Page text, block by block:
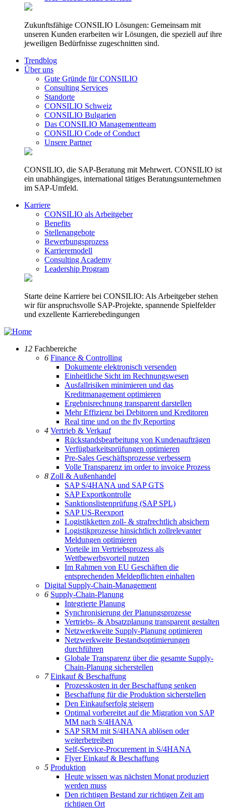
Zukunftsfähige CONSILIO Lösungen: Gemeinsam mit
unseren Kunden erarbeiten wir Lösungen, die speziell auf ihre
jeweiligen Bedürfnisse zugeschnitten sind.
Trendblog
Über uns
Gute Gründe für CONSILIO
Consulting Services
Standorte
CONSILIO Schweiz
CONSILIO Bulgarien
Das CONSILIO Managementteam
CONSILIO Code of Conduct
Unsere Partner
CONSILIO, die SAP-Beratung mit Mehrwert. CONSILIO ist
ein unabhängiges, international tätiges Beratungsunternehmen
im SAP-Umfeld.
Karriere
CONSILIO als Arbeitgeber
Benefits
Stellenangebote
Bewerbungsprozess
Karrieremodell
Consulting Academy
Leadership Program
Starte deine Karriere bei CONSILIO: Als Arbeitgeber stehen
wir für anspruchsvolle SAP-Projekte, spannende Spielfelder
und exzellente Karrierebedingungen
12 Fachbereiche
6 Finance & Controlling
Dokumente elektronisch versenden
Einheitliche Sicht im Rechnungswesen
Ausfallrisiken minimieren und das
Kreditmanagement optimieren
Ergebnisrechnung transparent darstellen
Mehr Effizienz bei Debitoren und Kreditoren
Real time und on the fly Reporting
4 Vertrieb & Verkauf
Rückstandsbearbeitung von Kundenaufträgen
Verfügbarkeitsprüfungen optimieren
Pre-Sales Geschäftsprozesse verbessern
Volle Transparenz im order to invoice Prozess
8 Zoll & Außenhandel
SAP S/4HANA und SAP GTS
SAP Exportkontrolle
Sanktionslistenprüfung (SAP SPL)
SAP US-Reexport
Logistikketten zoll- & strafrechtlich absichern
Logistikprozesse hinsichtlich zollrelevanter
Meldungen optimieren
Vorteile im Vertriebsprozess als
Wettbewerbsvorteil nutzen
Im Rahmen von EU Geschäften die
entsprechenden Meldepflichten einhalten
Digital Supply-Chain-Management
6 Supply-Chain-Planung
Integrierte Planung
Synchronisierung der Planungsprozesse
Vertriebs- & Absatzplanung transparent gestalten
Netzwerkweite Supply-Planung optimieren
Netzwerkweite Bestandsoptimierungen
durchführen
Globale Transparenz über die gesamte Supply-
Chain-Planung sicherstellen
7Einkauf & Beschaffung
Prozesskosten in der Beschaffung senken
Beschaffung für die Produktion sicherstellen
Den Einkaufserfolg steigern
Optimal vorbereitet auf die Migration von SAP
MM nach S/4HANA
SAP SRM mit S/4HANA ablösen oder
weiterbetreiben
Self-Service-Procurement in S/4HANA
Flyer Einkauf & Beschaffung
5 Produktion
Heute wissen was nächsten Monat produziert
werden muss
Den richtigen Bestand zur richtigen Zeit am
richtigen Ort